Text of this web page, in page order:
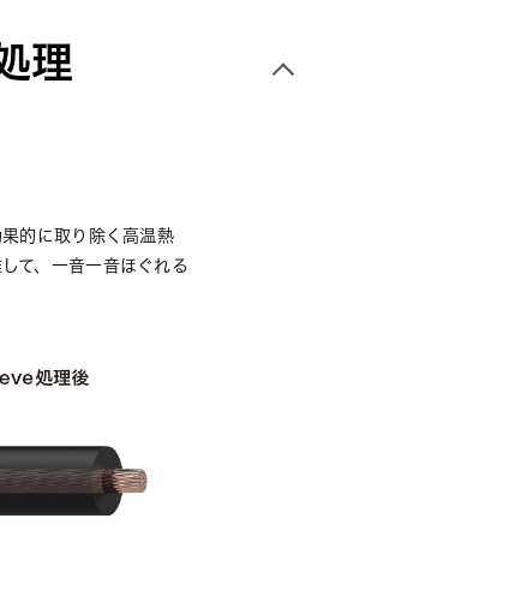
理
的に取り除く高温熱
て、一音一音ほぐれる